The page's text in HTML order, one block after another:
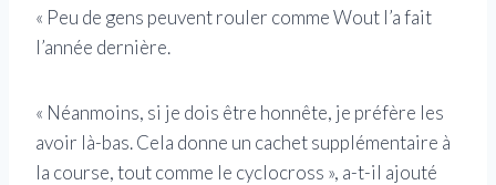
« Peu de gens peuvent rouler comme Wout l’a fait
l’année dernière.
« Néanmoins, si je dois être honnête, je préfère les
avoir là-bas. Cela donne un cachet supplémentaire à
la course, tout comme le cyclocross », a-t-il ajouté